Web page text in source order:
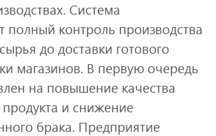
Система
полный контроль производства
до доставки готового
магазинов. В первую очередь
на повышение качества
и снижение
брака. Предприятие